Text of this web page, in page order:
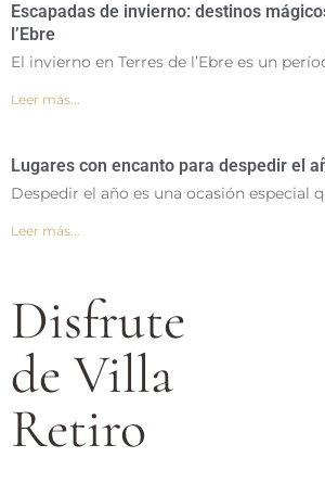
Escapadas de invierno: destinos
l’Ebre
El invierno en Terres de l’Ebre es un
Leer más...
Lugares con encanto para despedir el
Despedir el año es una ocasión especial
Leer más...
Disfrute
de Villa
Retiro